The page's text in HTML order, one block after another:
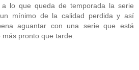
lo que queda de temporada la serie
mínimo de la calidad perdida y así
aguantar con una serie que está
pronto que tarde.